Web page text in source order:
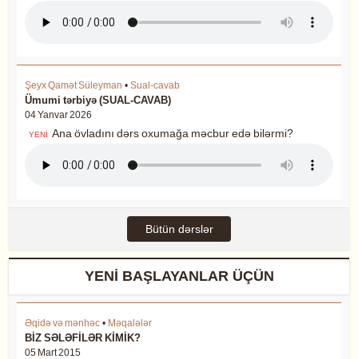
Şeyx Qamət Süleyman • Sual-cavab
Ümumi tərbiyə (SUAL-CAVAB)
04 Yanvar 2026
YENİ Ana övladını dərs oxumağa məcbur edə bilərmi?
Bütün dərslər
YENİ BAŞLAYANLAR ÜÇÜN
Əqidə və mənhəc • Məqalələr
BİZ SƏLƏFİLƏR KİMİK?
05 Mart 2015